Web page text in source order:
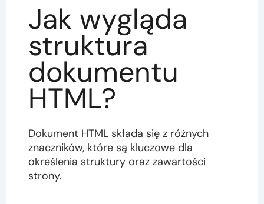
Jak wygląda
struktura
dokumentu
HTML?
Dokument HTML składa się z różnych
znaczników, które są kluczowe dla
określenia struktury oraz zawartości
strony.